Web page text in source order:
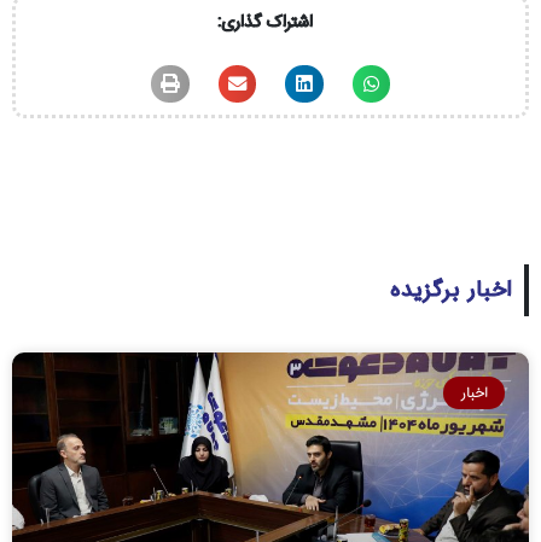
اشتراک گذاری:
اخبار برگزیده
اخبار